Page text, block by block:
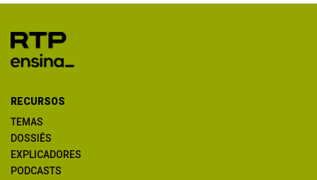
RECURSOS
TEMAS
DOSSIÊS
EXPLICADORES
PODCASTS